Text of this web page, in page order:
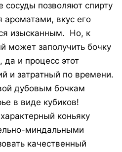
сосуды позволяют спирту
ароматами, вкус его
изысканным. Но, к
может заполучить бочку
да и процесс этот
и затратный по времени.
дубовым бочкам
в виде кубиков!
коньяку
миндальными
качественный